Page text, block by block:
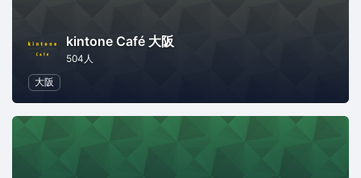
kintone Café 大阪
504人
大阪